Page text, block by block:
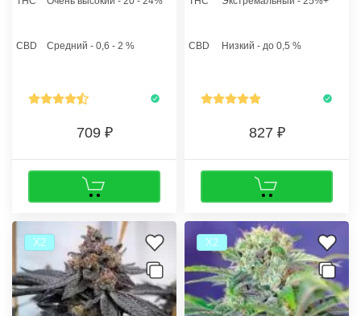
Для получения новых автофем
Ortega, Hash Plant и Afghani
CBD Средний - 0,6 - 2 %
709
Indica/Sativa (55/45).
способен создать достойную
CBD Низкий - до 0,5 %
827
Х2 Х2